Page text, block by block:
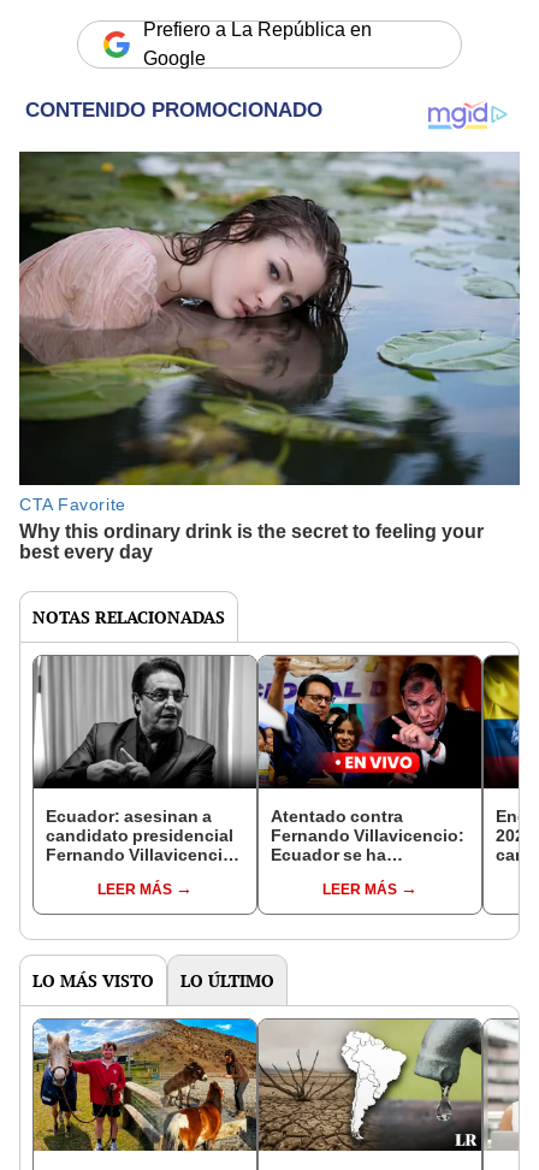
Prefiero a La República en
Google
NOTAS RELACIONADAS
Ecuador: asesinan a
candidato presidencial
Fernando Villavicencio
LEER MÁS
Atentado contra
Fernando Villavicencio:
Ecuador se ha
Estado fallido, asegura
Correa
LEER MÁS
LO MÁS VISTO LO ÚLTIMO